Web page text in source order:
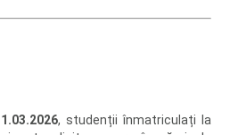
, studenții înmatriculați la